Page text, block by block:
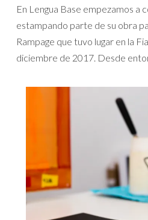
En Lengua Base empezamos a
estampando parte de su obra
Rampage que tuvo lugar en la
diciembre de 2017. Desde